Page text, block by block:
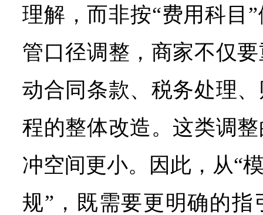
理解，而非按“费用科目
管口径调整，商家不仅
动合同条款、税务处理
程的整体改造。这类调
冲空间更小。因此，从“
规”，既需要更明确的